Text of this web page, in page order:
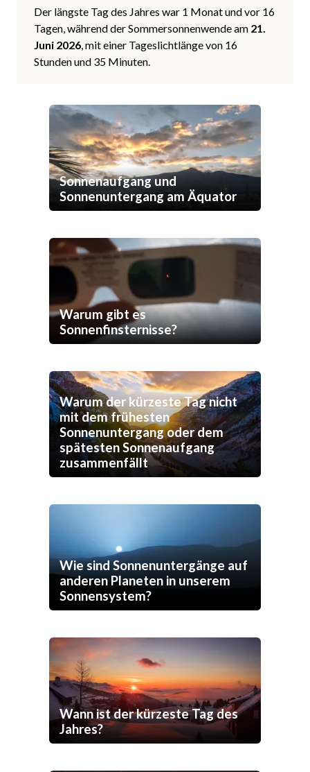
Der längste Tag des Jahres war 1 Monat und vor 16
Tagen, während der Sommersonnenwende am 21.
Juni 2026, mit einer Tageslichtlänge von 16
Stunden und 35 Minuten.
Sonnenaufgang und
Sonnenuntergang am Äquator
Warum gibt es
Sonnenfinsternisse?
Warum der kürzeste Tag nicht
mit dem frühesten
Sonnenuntergang oder dem
spätesten Sonnenaufgang
zusammenfällt
Wie sind Sonnenuntergänge auf
anderen Planeten in unserem
Sonnensystem?
Wann ist der kürzeste Tag des
Jahres?